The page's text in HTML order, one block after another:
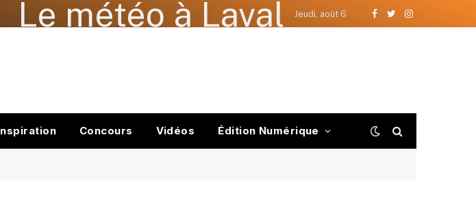
Le météo à Laval Jeudi, août 6
Facebook
TwitterInstagram
Concours Vidéos Édition Numérique